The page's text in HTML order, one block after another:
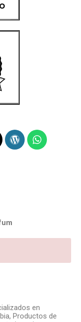
en
Productos de